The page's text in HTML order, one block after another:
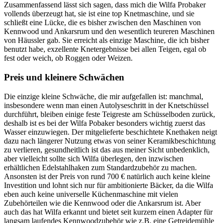
Zusammenfassend lässt sich sagen, dass mich die Wilfa Probaker
vollends überzeugt hat, sie ist eine top Knetmaschine, und sie
schließt eine Lücke, die es bisher zwischen den Maschinen von
Kennwood und Ankarsrum und den wesentlich teureren Maschinen
von Häussler gab. Sie erreicht als einzige Maschine, die ich bisher
benutzt habe, exzellente Knetergebnisse bei allen Teigen, egal ob
fest oder weich, ob Roggen oder Weizen.
Preis und kleinere Schwächen
Die einzige kleine Schwäche, die mir aufgefallen ist: manchmal,
insbesondere wenn man einen Autolyseschritt in der Knetschüssel
durchführt, bleiben einige feste Teigreste am Schüsselboden zurück,
deshalb ist es bei der Wilfa Pobaker besonders wichtig zuerst das
Wasser einzuwiegen. Der mitgelieferte beschichtete Knethaken neigt
dazu nach längerer Nutzung etwas von seiner Keramikbeschichtung
zu verlieren, gesundheitlich ist das aus meiner Sicht unbedenklich,
aber vielleicht sollte sich Wilfa überlegen, den inzwischen
erhältlichen Edelstahlhaken zum Standardzubehör zu machen.
Ansonsten ist der Preis von rund 700 € natürlich auch keine kleine
Investition und lohnt sich nur für ambitionierte Bäcker, da die Wilfa
eben auch keine universelle Küchenmaschine mit vielen
Zubehörteilen wie die Kennwood oder die Ankarsrum ist. Aber
auch das hat Wilfa erkannt und bietet seit kurzem einen Adapter für
langsam laufendes Kennwoodzubehör wie z.B. eine Getreidemühle